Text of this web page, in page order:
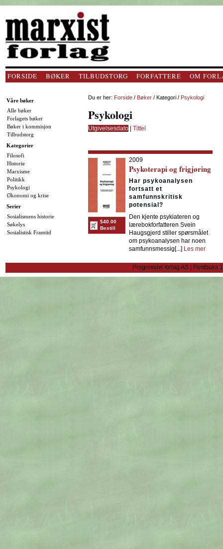
FORSIDE BØKER TILBUDSTORG FORFATTERE OM
Våre bøker
Alle bøker
Forlagets bøker
Bøker i kommisjon
Tilbudstorg
Kategorier
Filosofi
Historie
Marxisme
Politikk
Psykologi
Økonomi og krise
Serier
Sosialismens historie
Søkelys
Sosialistisk Framtid
Du er her: Forside / Bøker / Kategori / Psykologi
Psykologi
Utgivelsesdato Tittel
$40.00
Bestill
2009
Psykoterapi og frigjøring
Har psykoanalysen
fortsatt et
samfunnskritisk
potensial?
Den kjente psykiateren og
lærebokforfatteren Svein
Haugsgjerd stiller spørsmålet
om psykoanalysen har noen
samfunnsmessig[...] Les mer
Progressivt forlag AS | Postboks